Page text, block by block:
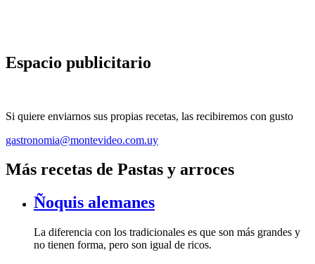
Espacio publicitario
Si quiere enviarnos sus propias recetas, las recibiremos con gusto
gastronomia@montevideo.com.uy
Más recetas de Pastas y arroces
Ñoquis alemanes
La diferencia con los tradicionales es que son más grandes y
no tienen forma, pero son igual de ricos.